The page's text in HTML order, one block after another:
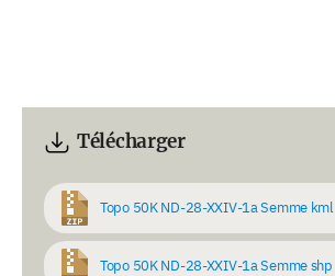
Télécharger
Topo 50K ND-28-XXIV-1a Semme kml
Topo 50K ND-28-XXIV-1a Semme shp